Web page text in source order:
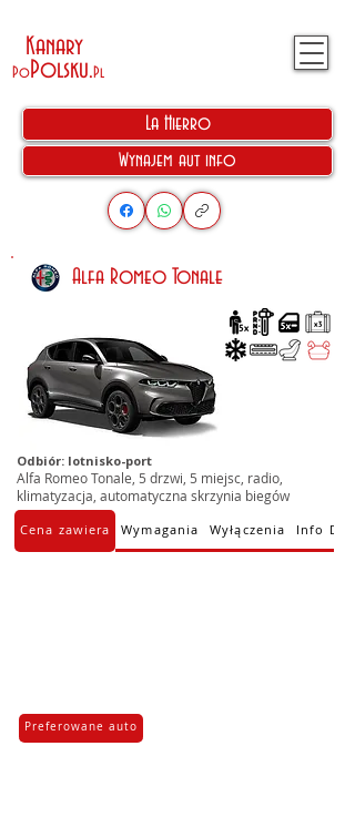
Kanary
PoPolsku.Pl
La Hierro
Wynajem aut info
Alfa Romeo Tonale
Odbiór: lotnisko-port
Alfa Romeo Tonale, 5 drzwi, 5 miejsc, radio,
klimatyzacja, automatyczna skrzynia biegów
Cena zawiera Wymagania Wyłączenia Info
Preferowane auto